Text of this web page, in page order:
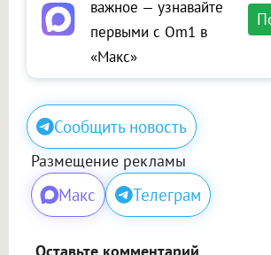
важное — узнавайте
первыми с Om1 в
«Макс»
Сообщить новость
Размещение рекламы
Макс Телеграм